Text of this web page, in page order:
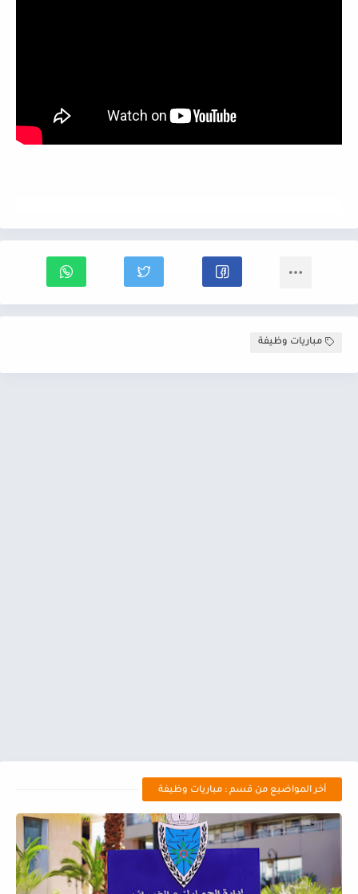
مباريات وظيفة
أخر المواضيع من قسم : مباريات وظيفة